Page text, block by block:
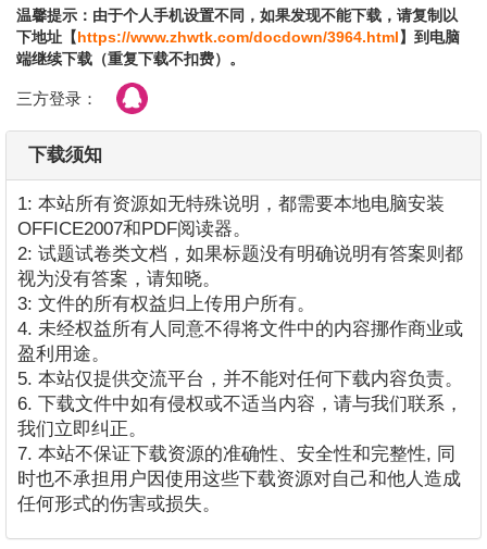
温馨提示：由于个人手机设置不同，如果发现不能下载，请复制以
下地址【https://www.zhwtk.com/docdown/3964.html】到电脑
端继续下载（重复下载不扣费）。
三方登录：
下载须知
1: 本站所有资源如无特殊说明，都需要本地电脑安装
OFFICE2007和PDF阅读器。
2: 试题试卷类文档，如果标题没有明确说明有答案则都
视为没有答案，请知晓。
3: 文件的所有权益归上传用户所有。
4. 未经权益所有人同意不得将文件中的内容挪作商业或
盈利用途。
5. 本站仅提供交流平台，并不能对任何下载内容负责。
6. 下载文件中如有侵权或不适当内容，请与我们联系，
我们立即纠正。
7. 本站不保证下载资源的准确性、安全性和完整性, 同
时也不承担用户因使用这些下载资源对自己和他人造成
任何形式的伤害或损失。